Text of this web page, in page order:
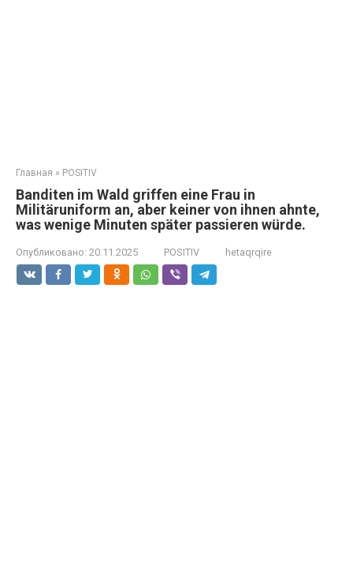
Главная » POSITIV
Banditen im Wald griffen eine Frau in
Militäruniform an, aber keiner von ihnen ahnte,
was wenige Minuten später passieren würde.
Опубликовано: 20.11.2025 POSITIV hetaqrqire